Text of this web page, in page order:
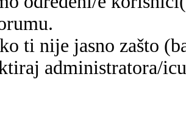
ti nije jasno zašto
administratora/